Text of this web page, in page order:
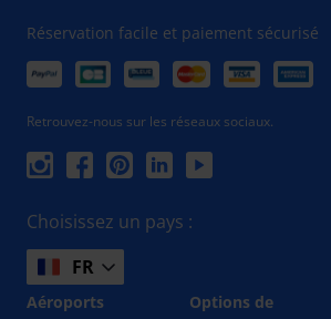
Réservation facile et paiement sécurisé
Retrouvez-nous sur les réseaux sociaux.
Choisissez un pays :
FR
Aéroports
Options de